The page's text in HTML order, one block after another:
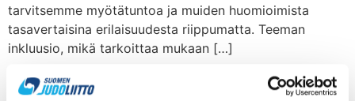
tarvitsemme myötätuntoa ja muiden huomioimista
tasavertaisina erilaisuudesta riippumatta. Teeman
inkluusio, mikä tarkoittaa mukaan […]
Maailman judopäivää